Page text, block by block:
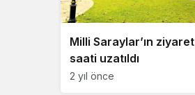
Milli Saraylar’ın ziyaret
saati uzatıldı
2 yıl önce